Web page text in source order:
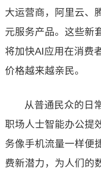
大运营商，阿里云、
元服务产品。这些新
将加快AI应用在消费
价格越来越亲民。
从普通民众的日
职场人士智能办公提
务像手机流量一样便
费新潜力，为人们的